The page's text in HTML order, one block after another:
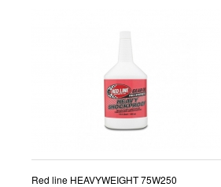
Red line HEAVYWEIGHT 75W250